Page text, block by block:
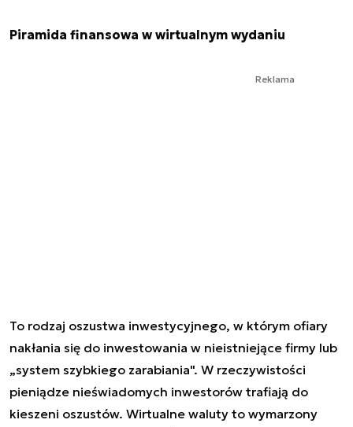
Piramida finansowa w wirtualnym wydaniu
Reklama
To rodzaj oszustwa inwestycyjnego, w którym ofiary
nakłania się do inwestowania w nieistniejące firmy lub
„system szybkiego zarabiania". W rzeczywistości
pieniądze nieświadomych inwestorów trafiają do
kieszeni oszustów. Wirtualne waluty to wymarzony